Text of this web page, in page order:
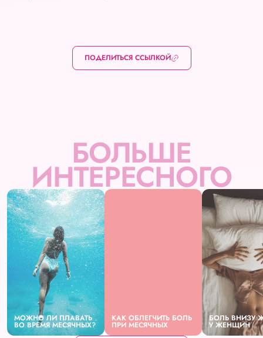
ПОДЕЛИТЬСЯ ССЫЛКОЙ
БОЛЬШЕ
ИНТЕРЕСНОГО
МОЖНО ЛИ ПЛАВАТЬ
ВО ВРЕМЯ МЕСЯЧНЫХ?
КАК ОБЛЕГЧИТЬ БОЛЬ
ПРИ МЕСЯЧНЫХ
БОЛЬ ВНИЗУ
У ЖЕНЩИН